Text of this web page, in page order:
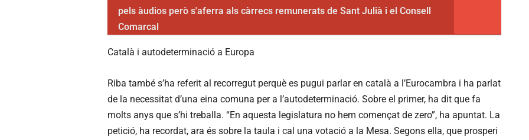
pels àudios però s'aferra als càrrecs remunerats de Sant Julià i el Consell
Comarcal
Català i autodeterminació a Europa
Riba també s’ha referit al recorregut perquè es pugui parlar en català a l’Eurocambra i ha parlat
de la necessitat d’una eina comuna per a l’autodeterminació. Sobre el primer, ha dit que fa
molts anys que s’hi treballa. “En aquesta legislatura no hem començat de zero”, ha apuntat. La
petició, ha recordat, ara és sobre la taula i cal una votació a la Mesa. Segons ella, que prosperi